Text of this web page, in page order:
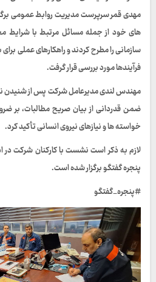
مهدی قمر سرپرست مدیریت روابط عمومی
های خود از جمله مسائل مرتبط با شرایط
سازمانی را مطرح کردند و راهکارهای عملی
فرآیندها مورد بررسی قرار گرفت.
مهندس لندی مدیرعامل شرکت پس از شنیدن
ضمن قدردانی از بیان صریح مطالبات، بر
خواسته‌ ها و نیازهای نیروی انسانی تأکید کرد.
لازم‌ به ذکر است نشست با کارکنان شرکت
پنجره گفتگو برگزار شده است.
#پنجره_گفتگو